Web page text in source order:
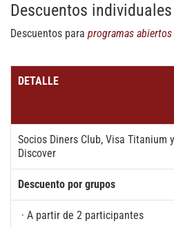
Descuentos individuales
Descuentos para programas
DETALLE
Socios Diners Club, Visa Titanium y
Discover
Descuento por grupos
· A partir de 2 participantes